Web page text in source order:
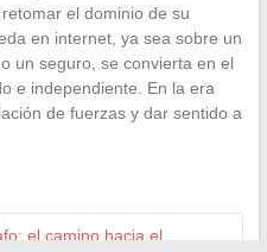
el dominio de su
en internet, ya sea sobre un
un seguro, se convierta en el
e independiente. En la era
de fuerzas y dar sentido a
el camino hacia el